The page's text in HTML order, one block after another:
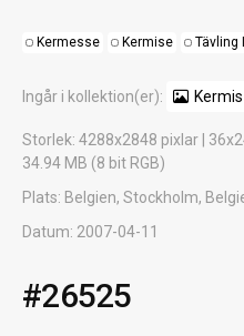
Kermesse Kermise Tävling
Ingår i kollektion(er):
Storlek: 4288x2848 pixlar |
34.94 MB (8 bit RGB)
Plats: Belgien, Stockholm,
Datum: 2007-04-11
#26525